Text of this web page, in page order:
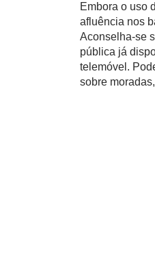
Embora o uso
afluência nos
Aconselha-se
pública já
telemóvel.
sobre